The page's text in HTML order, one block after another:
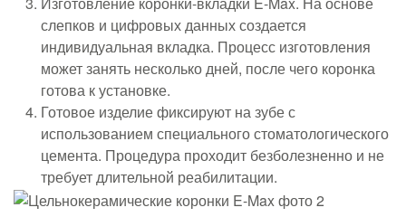
слепков и цифровых данных создается
индивидуальная вкладка. Процесс изготовления
может занять несколько дней, после чего коронка
готова к установке.
Готовое изделие фиксируют на зубе с
использованием специального стоматологического
цемента. Процедура проходит безболезненно и не
требует длительной реабилитации.